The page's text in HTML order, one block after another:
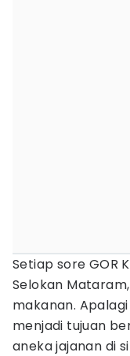
Setiap sore GOR
Selokan
makanan.
menjadi tujuan
aneka jajanan di